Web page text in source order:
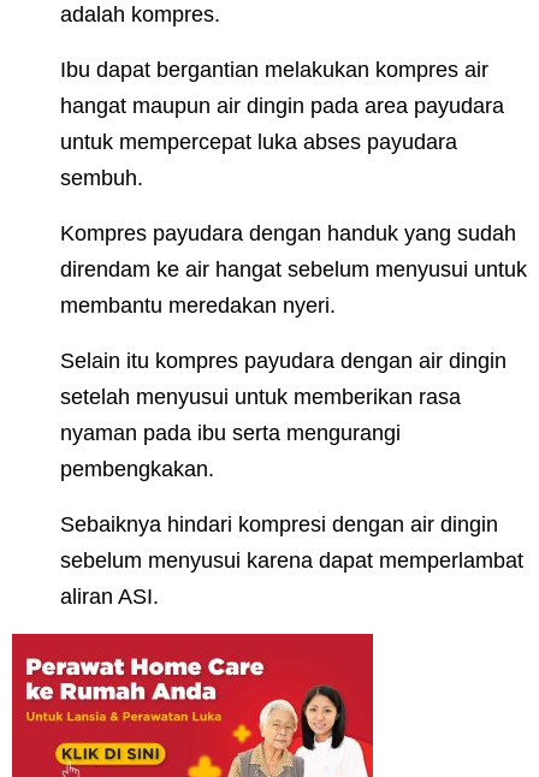
adalah kompres.
Ibu dapat bergantian melakukan kompres air
hangat maupun air dingin pada area payudara
untuk mempercepat luka abses payudara
sembuh.
Kompres payudara dengan handuk yang sudah
direndam ke air hangat sebelum menyusui untuk
membantu meredakan nyeri.
Selain itu kompres payudara dengan air dingin
setelah menyusui untuk memberikan rasa
nyaman pada ibu serta mengurangi
pembengkakan.
Sebaiknya hindari kompresi dengan air dingin
sebelum menyusui karena dapat memperlambat
aliran ASI.